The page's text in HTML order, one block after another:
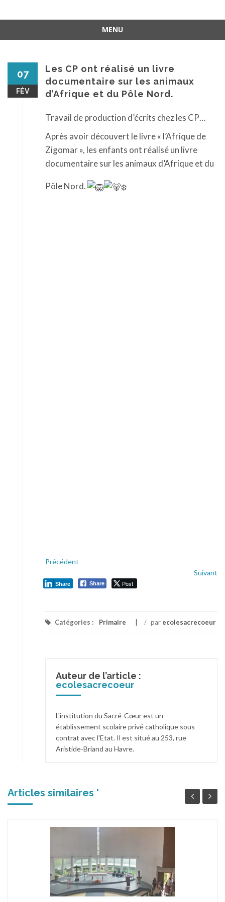
MENU
07
FÉV
Les CP ont réalisé un livre
documentaire sur les animaux
d’Afrique et du Pôle Nord.
Travail de production d’écrits chez les CP…
Après avoir découvert le livre « l’Afrique de
Zigomar », les enfants ont réalisé un livre
documentaire sur les animaux d’Afrique et du
Pôle Nord.
Précédent
Suivant
Share Post
Share
Catégories : Primaire / par ecolesacrecoeur
Auteur de l’article :
ecolesacrecoeur
L'institution du Sacré-Cœur est un
établissement scolaire privé catholique sous
contrat avec l'Etat. Il est situé au 253, rue
Aristide-Briand au Havre.
Articles similaires '